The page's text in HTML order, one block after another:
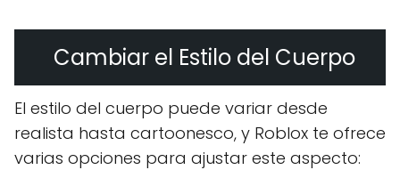
Cambiar el Estilo del Cuerpo
El estilo del cuerpo puede variar desde
realista hasta cartoonesco, y Roblox te ofrece
varias opciones para ajustar este aspecto: